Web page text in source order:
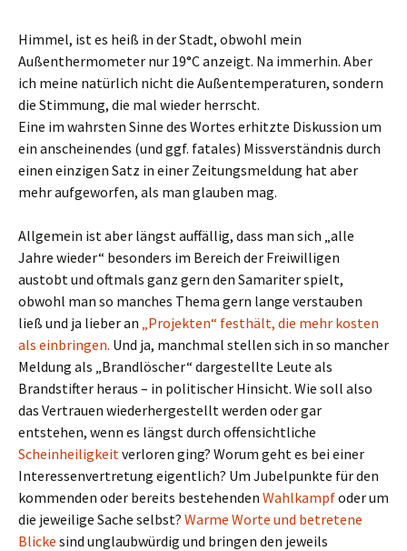
Himmel, ist es heiß in der Stadt, obwohl mein
Außenthermometer nur 19°C anzeigt. Na immerhin. Aber
ich meine natürlich nicht die Außentemperaturen, sondern
die Stimmung, die mal wieder herrscht.
Eine im wahrsten Sinne des Wortes erhitzte Diskussion um
ein anscheinendes (und ggf. fatales) Missverständnis durch
einen einzigen Satz in einer Zeitungsmeldung hat aber
mehr aufgeworfen, als man glauben mag.
Allgemein ist aber längst auffällig, dass man sich „alle
Jahre wieder“ besonders im Bereich der Freiwilligen
austobt und oftmals ganz gern den Samariter spielt,
obwohl man so manches Thema gern lange verstauben
ließ und ja lieber an „Projekten“ festhält, die mehr kosten
als einbringen. Und ja, manchmal stellen sich in so mancher
Meldung als „Brandlöscher“ dargestellte Leute als
Brandstifter heraus – in politischer Hinsicht. Wie soll also
das Vertrauen wiederhergestellt werden oder gar
entstehen, wenn es längst durch offensichtliche
Scheinheiligkeitverloren ging? Worum geht es bei einer
Interessenvertretung eigentlich? Um Jubelpunkte für den
kommenden oder bereits bestehenden Wahlkampfoder um
die jeweilige Sache selbst? Warme Worte und betretene
Blicke sind unglaubwürdig und bringen den jeweils